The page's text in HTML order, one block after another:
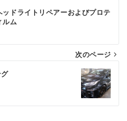
ッドライトリペアーおよびプロテ
ルム
次のページ